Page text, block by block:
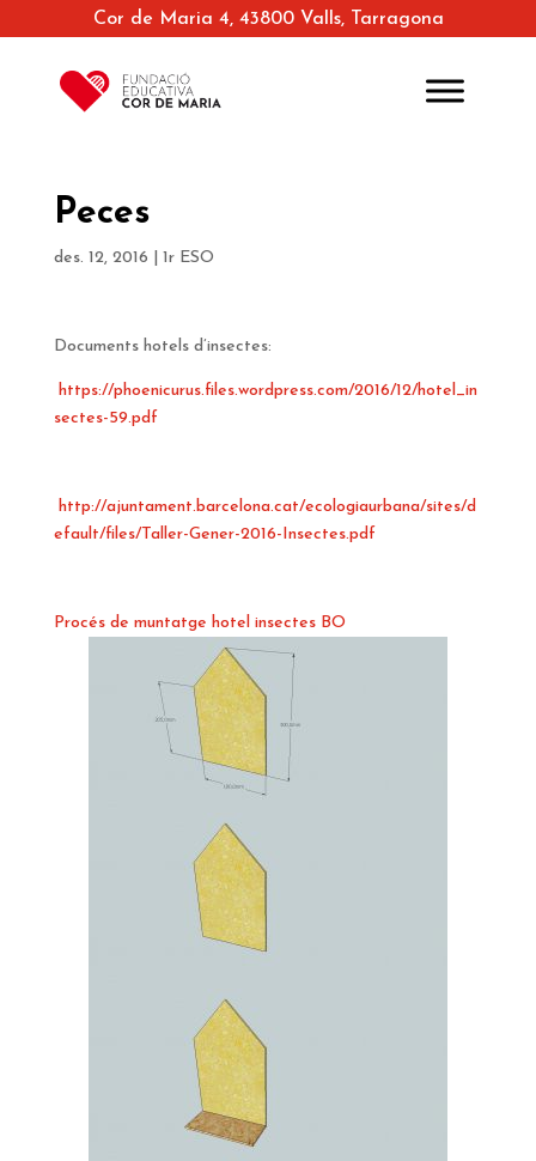
Cor de Maria 4, 43800 Valls, Tarragona
Peces
des. 12, 2016 1r ESO
Documents hotels d’insectes:
https://phoenicurus.files.wordpress.com/2016/12/hotel_in
sectes-59.pdf
http://ajuntament.barcelona.cat/ecologiaurbana/sites/d
efault/files/Taller-Gener-2016-Insectes.pdf
Procés de muntatge hotel insectes BO